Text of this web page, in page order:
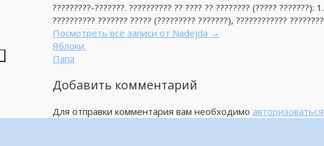
?????????-???????. ?????????? ?? ???? ?? ???????? (????? ???????):
?????????? ??????? ????? (????????? ???????), ????????????
Посмотреть все записи от Nadejda →
Яблоки.
Папа
Добавить комментарий
Для отправки комментария вам необходимо авторизоваться